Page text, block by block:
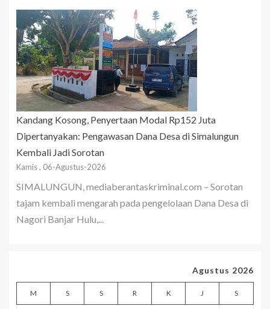
Kandang Kosong, Penyertaan Modal Rp152 Juta
Dipertanyakan: Pengawasan Dana Desa di Simalungun
Kembali Jadi Sorotan
Kamis , 06-Agustus-2026
SIMALUNGUN, mediaberantaskriminal.com – Sorotan
tajam kembali mengarah pada pengelolaan Dana Desa di
Nagori Banjar Hulu,...
Agustus 2026
M S S R K J S